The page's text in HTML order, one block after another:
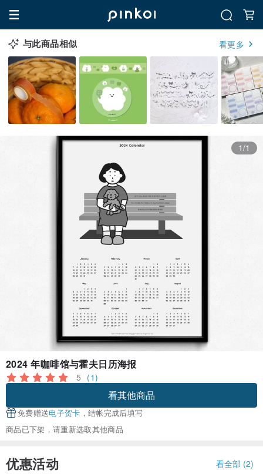
与此商品相似 看更多
1/1
2024 年咖啡馆与霍夫日历海报
5 (1)
看其他商品
免费赠送电子贺卡 ，结帐完成后填写
商品已下架，请重新选取其他商品
优惠活动 看全部 (2)